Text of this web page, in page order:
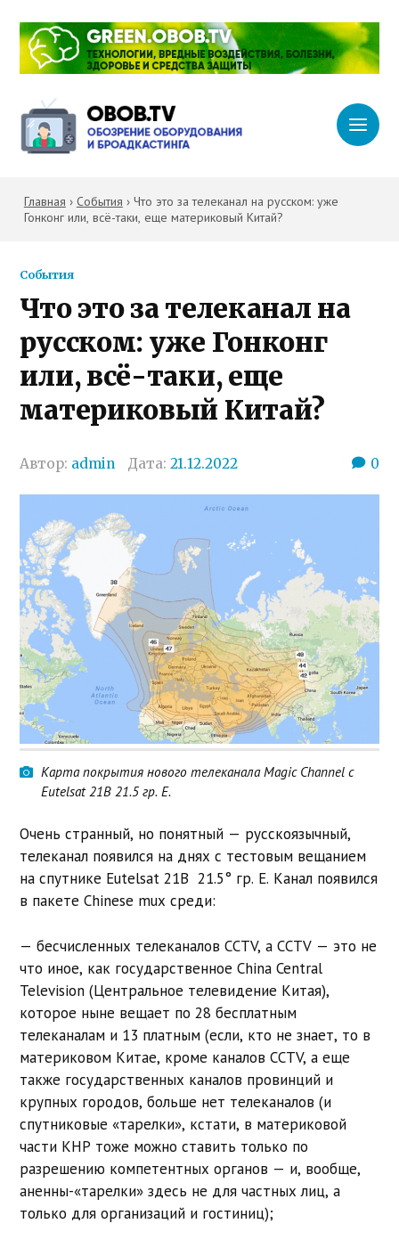
Главная › События › Что это за телеканал на русском: уже
Гонконг или, всё-таки, еще материковый Китай?
События
Что это за телеканал на
русском: уже Гонконг
или, всё-таки, еще
материковый Китай?
Автор: admin Дата:21.12.2022 0
Карта покрытия нового телеканала Magic Channel с
Eutelsat 21B 21.5 гр. E.
Очень странный, но понятный — русскоязычный,
телеканал появился на днях с тестовым вещанием
на спутнике Eutelsat 21B 21.5° гр. E. Канал появился
в пакете Chinese mux среди:
— бесчисленных телеканалов CCTV, а CCTV — это не
что иное, как государственное China Central
Television (Центральное телевидение Китая),
которое ныне вещает по 28 бесплатным
телеканалам и 13 платным (если, кто не знает, то в
материковом Китае, кроме каналов CCTV, а еще
также государственных каналов провинций и
крупных городов, больше нет телеканалов (и
спутниковые «тарелки», кстати, в материковой
части КНР тоже можно ставить только по
разрешению компетентных органов — и, вообще,
аненны-«тарелки» здесь не для частных лиц, а
только для организаций и гостиниц);